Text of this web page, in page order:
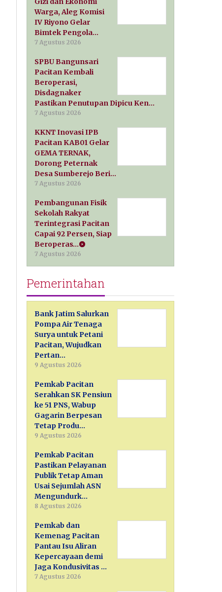
Warga, Aleg Komisi
IV Riyono Gelar
Bimtek Pengola…
7 Agustus 2026
SPBU Bangunsari
Pacitan Kembali
Beroperasi,
Disdagnaker
Pastikan Penutupan Dipicu Ken…
7 Agustus 2026
KKNT Inovasi IPB
Pacitan KAB01 Gelar
GEMA TERNAK,
Dorong Peternak
Desa Sumberejo Beri…
7 Agustus 2026
Pembangunan Fisik
Sekolah Rakyat
Terintegrasi Pacitan
Capai 92 Persen, Siap
Beroperas…
7 Agustus 2026
Pemerintahan
Bank Jatim Salurkan
Pompa Air Tenaga
Surya untuk Petani
Pacitan, Wujudkan
Pertan…
9 Agustus 2026
Pemkab Pacitan
Serahkan SK Pensiun
ke 51 PNS, Wabup
Gagarin Berpesan
Tetap Produ…
9 Agustus 2026
Pemkab Pacitan
Pastikan Pelayanan
Publik Tetap Aman
Usai Sejumlah ASN
Mengundurk…
8 Agustus 2026
Pemkab dan
Kemenag Pacitan
Pantau Isu Aliran
Kepercayaan demi
Jaga Kondusivitas …
7 Agustus 2026